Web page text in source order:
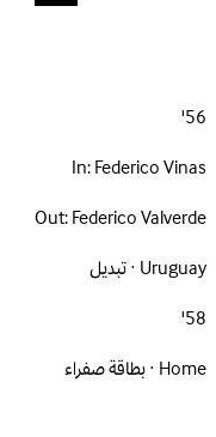
56'
In:Federico Vinas
Out:Federico Valverde
Uruguay · تبديل
58'
Home · بطاقة صفراء